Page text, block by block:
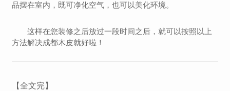
品摆在室内，既可净化空气，也可以美化环境。
这样在您装修之后放过一段时间之后，就可以按照以上
方法解决成都木皮就好啦！
【全文完】